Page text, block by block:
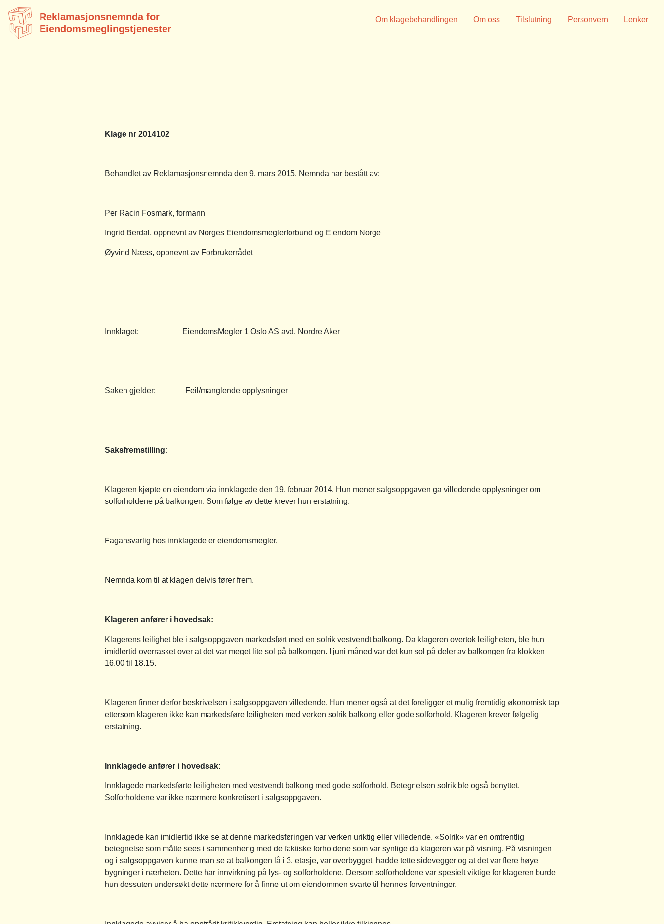
Reklamasjonsnemnda for
Eiendomsmeglingstjenester
Om klagebehandlingen Om oss Tilslutning Personvern Lenker
Klage nr 2014102
Behandlet av Reklamasjonsnemnda den 9. mars 2015. Nemnda har bestått av:
Per Racin Fosmark, formann
Ingrid Berdal, oppnevnt av Norges Eiendomsmeglerforbund og Eiendom Norge
Øyvind Næss, oppnevnt av Forbrukerrådet
Innklaget: EiendomsMegler 1 Oslo AS avd. Nordre Aker
Saken gjelder: Feil/manglende opplysninger
Saksfremstilling:
Klageren kjøpte en eiendom via innklagede den 19. februar 2014. Hun mener salgsoppgaven ga villedende opplysninger om
solforholdene på balkongen. Som følge av dette krever hun erstatning.
Fagansvarlig hos innklagede er eiendomsmegler.
Nemnda kom til at klagen delvis fører frem.
Klageren anfører i hovedsak:
Klagerens leilighet ble i salgsoppgaven markedsført med en solrik vestvendt balkong. Da klageren overtok leiligheten, ble hun
imidlertid overrasket over at det var meget lite sol på balkongen. I juni måned var det kun sol på deler av balkongen fra klokken
16.00 til 18.15.
Klageren finner derfor beskrivelsen i salgsoppgaven villedende. Hun mener også at det foreligger et mulig fremtidig økonomisk tap
ettersom klageren ikke kan markedsføre leiligheten med verken solrik balkong eller gode solforhold. Klageren krever følgelig
erstatning.
Innklagede anfører i hovedsak:
Innklagede markedsførte leiligheten med vestvendt balkong med gode solforhold. Betegnelsen solrik ble også benyttet.
Solforholdene var ikke nærmere konkretisert i salgsoppgaven.
Innklagede kan imidlertid ikke se at denne markedsføringen var verken uriktig eller villedende. «Solrik» var en omtrentlig
betegnelse som måtte sees i sammenheng med de faktiske forholdene som var synlige da klageren var på visning. På visningen
og i salgsoppgaven kunne man se at balkongen lå i 3. etasje, var overbygget, hadde tette sidevegger og at det var flere høye
bygninger i nærheten. Dette har innvirkning på lys- og solforholdene. Dersom solforholdene var spesielt viktige for klageren burde
hun dessuten undersøkt dette nærmere for å finne ut om eiendommen svarte til hennes forventninger.